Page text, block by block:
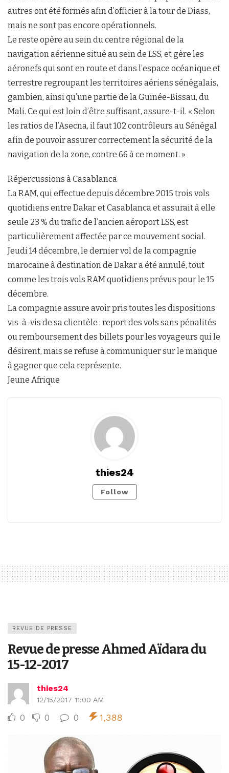
autres ont été formés afin d’officier à la tour de Diass,
mais ne sont pas encore opérationnels.
Le reste opère au sein du centre régional de la
navigation aérienne situé au sein de LSS, et gère les
aéronefs qui sont en route et dans l’espace océanique et
terrestre regroupant les territoires aériens sénégalais,
gambien, ainsi qu’une partie de la Guinée-Bissau, du
Mali. Ce qui est loin d’être suffisant, assure-t-il. « Selon
les ratios de l’Asecna, il faut 102 contrôleurs au Sénégal
afin de pouvoir assurer correctement la sécurité de la
navigation de la zone, contre 66 à ce moment. »
Répercussions à Casablanca
La RAM, qui effectue depuis décembre 2015 trois vols
quotidiens entre Dakar et Casablanca et assurait à elle
seule 23 % du trafic de l’ancien aéroport LSS, est
particulièrement affectée par ce mouvement social.
Jeudi 14 décembre, le dernier vol de la compagnie
marocaine à destination de Dakar a été annulé, tout
comme les trois vols RAM quotidiens prévus pour le 15
décembre.
La compagnie assure avoir pris toutes les dispositions
vis-à-vis de sa clientèle : report des vols sans pénalités
ou remboursement des billets pour les voyageurs qui le
désirent, mais se refuse à communiquer sur le manque
à gagner que cela représente.
Jeune Afrique
thies24
Follow
REVUE DE PRESSE
Revue de presse Ahmed Aïdara du
15-12-2017
thies24
12/15/2017 11:00 AM
0 0 0 1,388